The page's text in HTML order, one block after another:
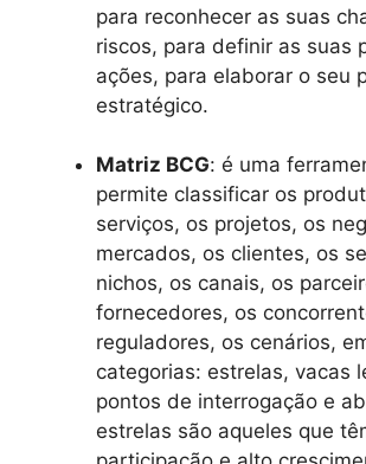
para reconhecer as suas
riscos, para definir as suas
ações, para elaborar o seu
estratégico.
Matriz BCG: é uma
permite classificar os
serviços, os projetos, os
mercados, os clientes, os
nichos, os canais, os
fornecedores, os
reguladores, os cenários,
categorias: estrelas, vacas
pontos de interrogação e
estrelas são aqueles que